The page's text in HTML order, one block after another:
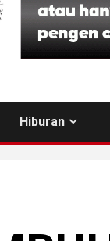
Hiburan